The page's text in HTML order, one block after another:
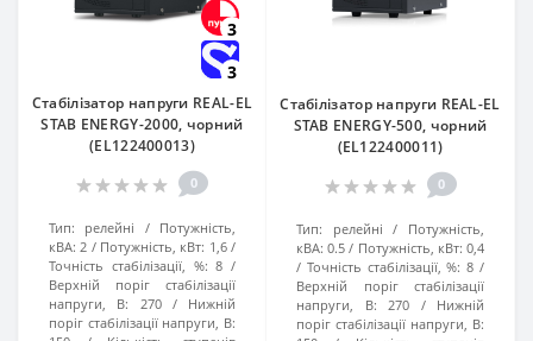
3
3
Стабілізатор напруги REAL-EL
STAB ENERGY-2000, чорний
(EL122400013)
0
Тип: релейні
Потужність,
кВА: 2 Потужність, кВт: 1,6
Точність стабілізації, %: 8
Верхній поріг стабілізації
напруги, В:
270
Нижній
поріг стабілізації напруги, В:
Стабілізатор напруги REAL-EL
STAB ENERGY-500, чорний
(EL122400011)
0
Тип: релейні
Потужність,
кВА: 0.5 Потужність, кВт: 0,4
Точність стабілізації, %: 8
Верхній поріг стабілізації
напруги, В:
270
Нижній
поріг стабілізації напруги, В: